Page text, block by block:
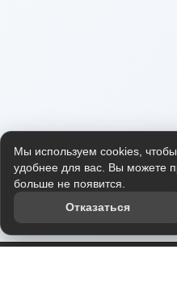
Мы используем cookies,
удобнее для вас. Вы можете
больше не появится.
Отказаться